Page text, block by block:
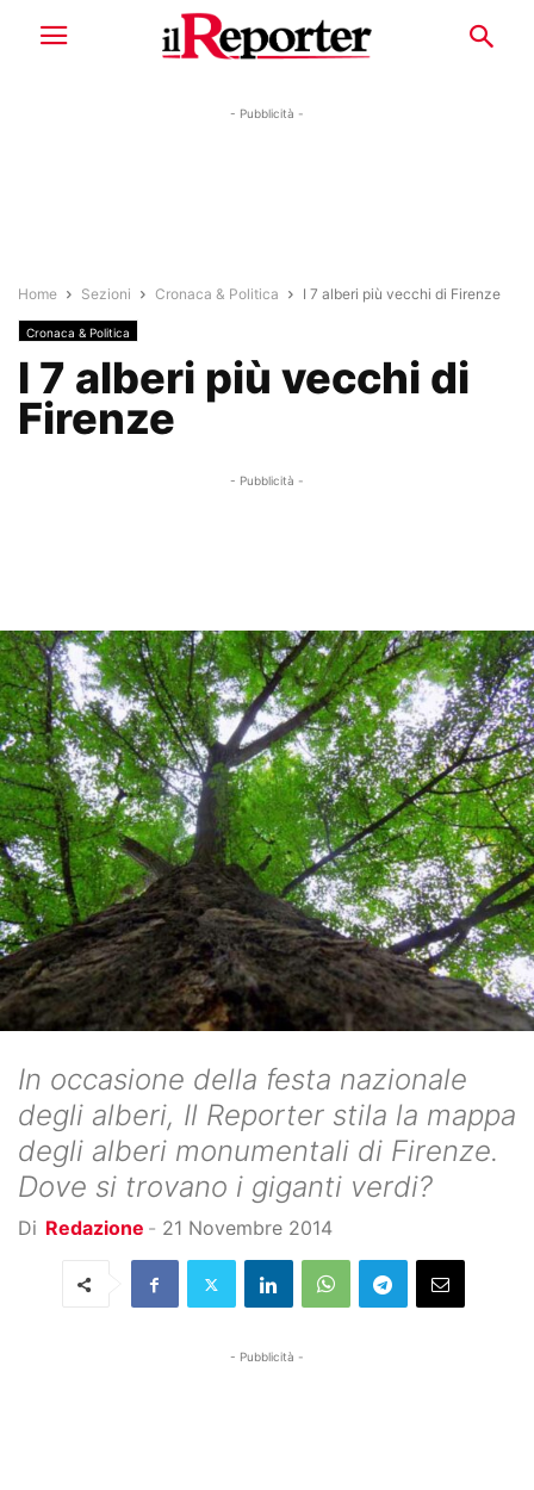
- Pubblicità -
Home Sezioni Cronaca & Politica I 7 alberi più vecchi di Firenze
Cronaca & Politica
I 7 alberi più vecchi di
Firenze
- Pubblicità -
In occasione della festa nazionale
degli alberi, Il Reporter stila la mappa
degli alberi monumentali di Firenze.
Dove si trovano i giganti verdi?
Di Redazione - 21 Novembre 2014
- Pubblicità -